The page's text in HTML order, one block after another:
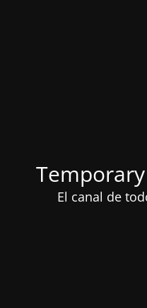
El canal de